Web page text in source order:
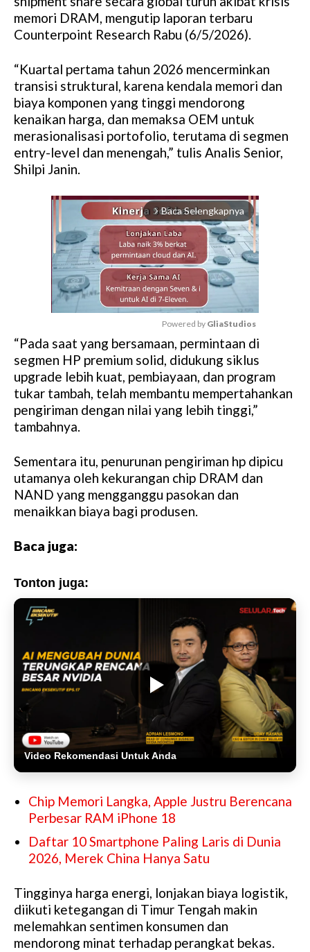
memori DRAM, mengutip laporan terbaru
Counterpoint Research Rabu (6/5/2026).
“Kuartal pertama tahun 2026 mencerminkan
transisi struktural, karena kendala memori dan
biaya komponen yang tinggi mendorong
kenaikan harga, dan memaksa OEM untuk
merasionalisasi portofolio, terutama di segmen
entry-level dan menengah,” tulis Analis Senior,
Shilpi Janin.
arrow_forward_ios Baca Selengkapnya
M
u
t
e
Powered by GliaStudios
“Pada saat yang bersamaan, permintaan di
segmen HP premium solid, didukung siklus
upgrade lebih kuat, pembiayaan, dan program
tukar tambah, telah membantu mempertahankan
pengiriman dengan nilai yang lebih tinggi,”
tambahnya.
Sementara itu, penurunan pengiriman hp dipicu
utamanya oleh kekurangan chip DRAM dan
NAND yang mengganggu pasokan dan
menaikkan biaya bagi produsen.
Baca juga:
Tonton juga:
Video Rekomendasi Untuk Anda
Chip Memori Langka, Apple Justru Berencana
Perbesar RAM iPhone 18
Daftar 10 Smartphone Paling Laris di Dunia
2026, Merek China Hanya Satu
Tingginya harga energi, lonjakan biaya logistik,
diikuti ketegangan di Timur Tengah makin
melemahkan sentimen konsumen dan
mendorong minat terhadap perangkat bekas.